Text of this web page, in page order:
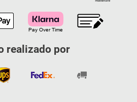
realizado por